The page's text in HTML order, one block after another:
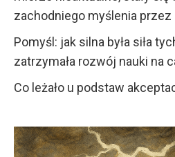
zachodniego myślenia przez
Pomyśl: jak silna była siła
zatrzymała rozwój nauki na
Co leżało u podstaw